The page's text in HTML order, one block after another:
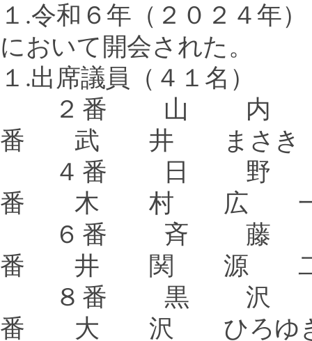
１ .令和６年（２０２４年
において開会された。
１ .出席議員（４１名）
２番 山
番 武 井 まさき
４番 日
番
木 村 広
６番 斉
番 井 関 源
８番 黒
番 大 沢 ひろゆ